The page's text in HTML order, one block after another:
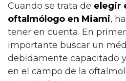
Cuando se trata de elegir
oftalmólogo en Miami,
tener en cuenta. En
importante buscar un
debidamente capacitado
en el campo de la